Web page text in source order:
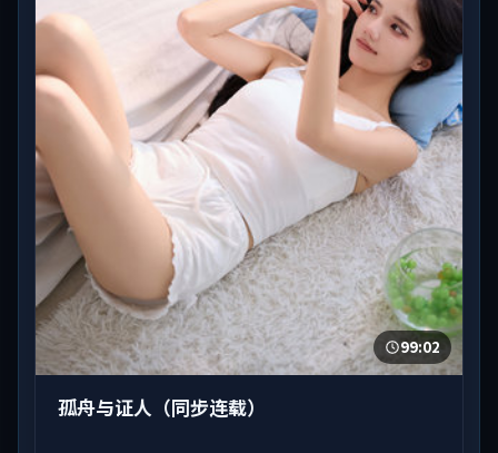
99:02
孤舟与证人（同步连载）